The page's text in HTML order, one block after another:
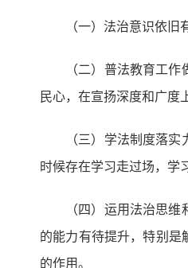
（一）法治意识依
（二）普法教育工
民心，在宣扬深度和广度
（三）学法制度落
时候存在学习走过场，学
（四）运用法治思
的能力有待提升，特别是
的作用。